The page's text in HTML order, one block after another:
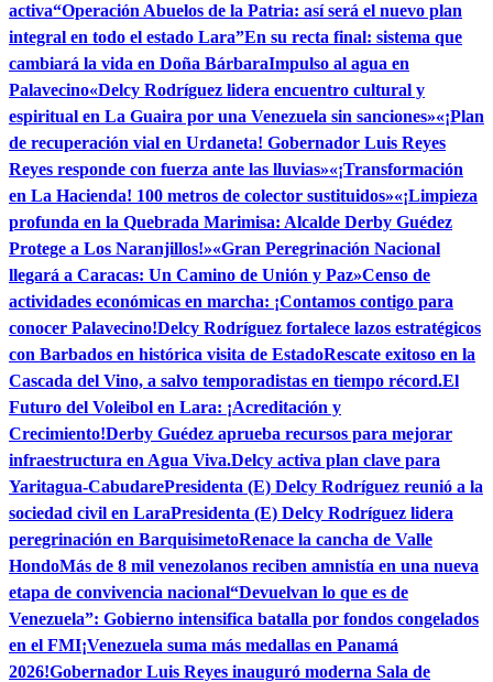
activa“Operación Abuelos de la Patria: así será el nuevo plan
integral en todo el estado Lara”En su recta final: sistema que
cambiará la vida en Doña BárbaraImpulso al agua en
Palavecino«Delcy Rodríguez lidera encuentro cultural y
espiritual en La Guaira por una Venezuela sin sanciones»«¡Plan
de recuperación vial en Urdaneta! Gobernador Luis Reyes
Reyes responde con fuerza ante las lluvias»«¡Transformación
en La Hacienda! 100 metros de colector sustituidos»«¡Limpieza
profunda en la Quebrada Marimisa: Alcalde Derby Guédez
Protege a Los Naranjillos!»«Gran Peregrinación Nacional
llegará a Caracas: Un Camino de Unión y Paz»Censo de
actividades económicas en marcha: ¡Contamos contigo para
conocer Palavecino!Delcy Rodríguez fortalece lazos estratégicos
con Barbados en histórica visita de EstadoRescate exitoso en la
Cascada del Vino, a salvo temporadistas en tiempo récord.El
Futuro del Voleibol en Lara: ¡Acreditación y
Crecimiento!Derby Guédez aprueba recursos para mejorar
infraestructura en Agua Viva.Delcy activa plan clave para
Yaritagua-CabudarePresidenta (E) Delcy Rodríguez reunió a la
sociedad civil en LaraPresidenta (E) Delcy Rodríguez lidera
peregrinación en BarquisimetoRenace la cancha de Valle
HondoMás de 8 mil venezolanos reciben amnistía en una nueva
etapa de convivencia nacional“Devuelvan lo que es de
Venezuela”: Gobierno intensifica batalla por fondos congelados
en el FMI¡Venezuela suma más medallas en Panamá
2026!Gobernador Luis Reyes inauguró moderna Sala de